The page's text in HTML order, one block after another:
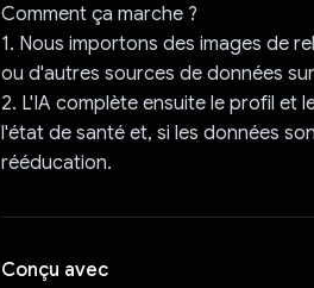
Comment ça marche ?
1. Nous importons des images de
ou d'autres sources de données
2. L'IA complète ensuite le profil et
l'état de santé et, si les données
rééducation.
Conçu avec